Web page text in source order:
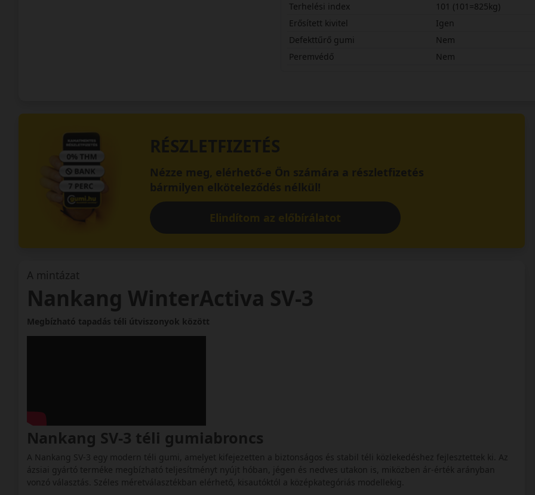
Terhelési index
101 (101=825kg)
Erősített kivitel
Igen
Defekttűrő gumi
Nem
Peremvédő
Nem
RÉSZLETFIZETÉS
Nézze meg, elérhető-e Ön számára a részletfizetés
bármilyen elköteleződés nélkül!
Elindítom az előbírálatot
A mintázat
Nankang WinterActiva SV-3
Megbízható tapadás téli útviszonyok között
Nankang SV-3 téli gumiabroncs
A Nankang SV-3 egy modern téli gumi, amelyet kifejezetten a biztonságos és stabil téli közlekedéshez fejlesztettek ki. Az
ázsiai gyártó terméke megbízható teljesítményt nyújt hóban, jégen és nedves utakon is, miközben ár-érték arányban
vonzó választás. Széles méretválasztékban elérhető, kisautóktól a középkategóriás modellekig.